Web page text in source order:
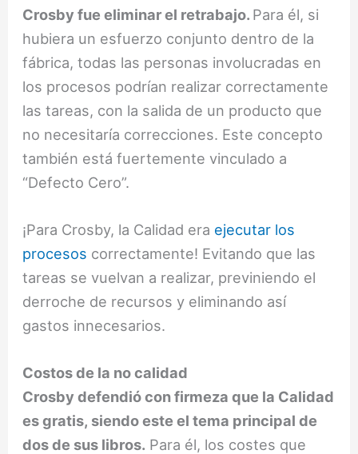
Crosby fue eliminar el retrabajo. Para él, si
hubiera un esfuerzo conjunto dentro de la
fábrica, todas las personas involucradas en
los procesos podrían realizar correctamente
las tareas, con la salida de un producto que
no necesitaría correcciones. Este concepto
también está fuertemente vinculado a
“Defecto Cero”.
¡Para Crosby, la Calidad era ejecutar los
procesos correctamente! Evitando que las
tareas se vuelvan a realizar, previniendo el
derroche de recursos y eliminando así
gastos innecesarios.
Costos de la no calidad
Crosby defendió con firmeza que la Calidad
es gratis, siendo este el tema principal de
dos de sus libros. Para él, los costes que